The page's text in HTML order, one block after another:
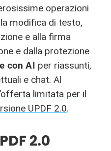
operazioni
modifica di testo,
e alla firma
e dalla protezione
con AI per riassunti,
e chat. Al
offerta limitata per il
UPDF 2.0.
2.0